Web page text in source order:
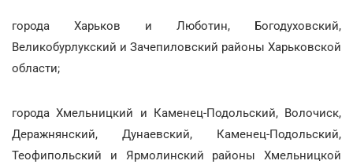
города Харьков и Люботин, Богодуховский,
Великобурлукский и Зачепиловский районы Харьковской
области;
города Хмельницкий и Каменец-Подольский, Волочиск,
Деражнянский, Дунаевский, Каменец-Подольский,
Теофипольский и Ярмолинский районы Хмельницкой